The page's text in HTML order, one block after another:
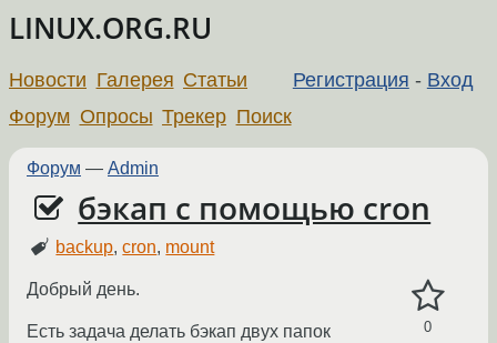
LINUX.ORG.RU
Регистрация - Вход
Новости Галерея Статьи
Форум Опросы Трекер Поиск
Форум — Admin
бэкап с помощью cron
backup,cron, mount
0
Добрый день.
Есть задача делать бэкап двух папок